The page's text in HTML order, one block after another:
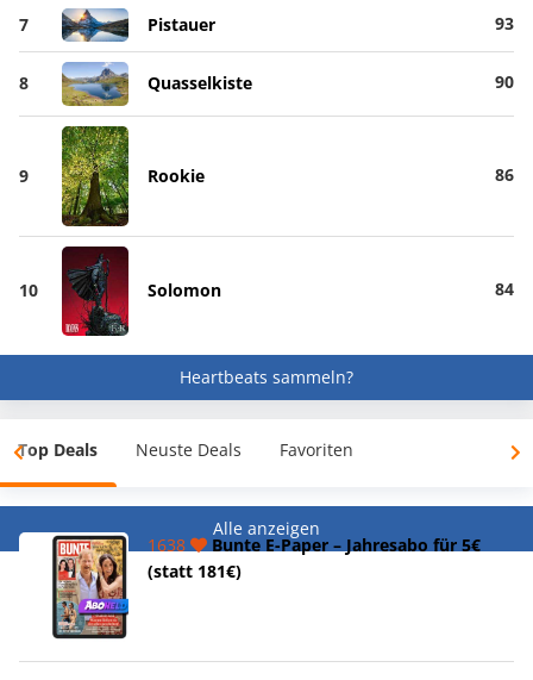
7 Pistauer 93
8 Quasselkiste 90
9 Rookie 86
10 Solomon 84
Heartbeats sammeln?
Top Deals Neuste Deals Favoriten
Alle anzeigen
1638
Bunte E-Paper – Jahresabo für 5€
(statt 181€)